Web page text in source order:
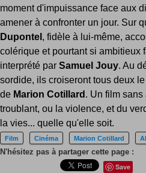
moment d'impuissance face aux
amener à confronter un jour. Sur
Dupontel , fidèle à lui-même,
colérique et pourtant si ambitieux
interprété par Samuel Jouy. Au
sordide, ils croiseront tous deux
de Marion Cotillard . Un film
troublant, ou la violence, et du
la vies... quelle qu'elle soit.
Film Cinéma Marion Cotillard
N'hésitez pas à partager cette page :
Save